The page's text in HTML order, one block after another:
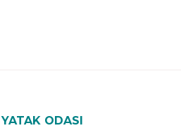
YATAK ODASI